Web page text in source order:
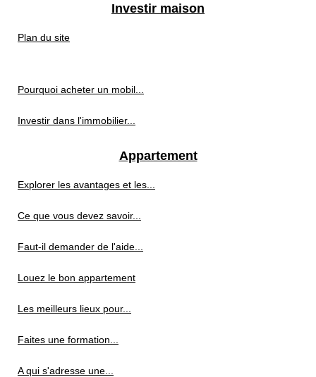
Investir maison
Plan du site
Pourquoi acheter un mobil...
Investir dans l'immobilier...
Appartement
Explorer les avantages et les...
Ce que vous devez savoir...
Faut-il demander de l'aide...
Louez le bon appartement
Les meilleurs lieux pour...
Faites une formation...
A qui s'adresse une...